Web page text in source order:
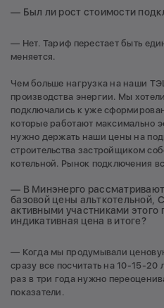
— Был ли рост стоимости
— Нет. Тариф перестает быть
меняется.
Чем больше нагрузка на наши
производства энергии. Мы
подключались к уже
которые работают максимально
нужно держать наши цены на
строительства застройщиком
котельной. Рынок подключения
— В Минэнерго
базовой цены альткотельной,
активными участниками этого
индикативная цена в итоге?
— Когда мы продумывали
сразу все посчитать на 10-15-
раз в три года нужно
показатели.